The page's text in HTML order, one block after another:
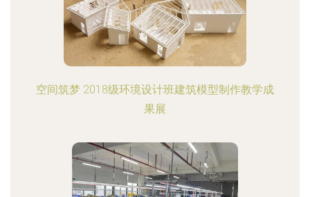
空间筑梦 2018级环境设计班建筑模型制作教学成
果展